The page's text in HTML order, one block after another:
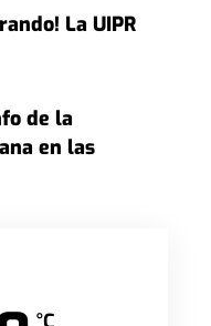
La UIPR
de la
en las